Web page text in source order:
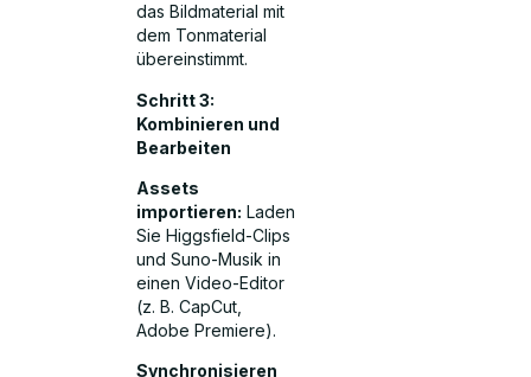
das Bildmaterial mit
dem Tonmaterial
übereinstimmt.
Schritt 3:
Kombinieren und
Bearbeiten
Assets
importieren: Laden
Sie Higgsfield-Clips
und Suno-Musik in
einen Video-Editor
(z. B. CapCut,
Adobe Premiere).
Synchronisieren